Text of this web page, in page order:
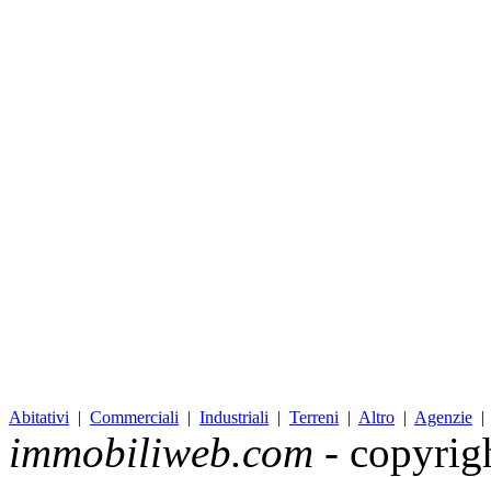
Abitativi | Commerciali | Industriali | Terreni | Altro | Agenzie
immobiliweb.com -